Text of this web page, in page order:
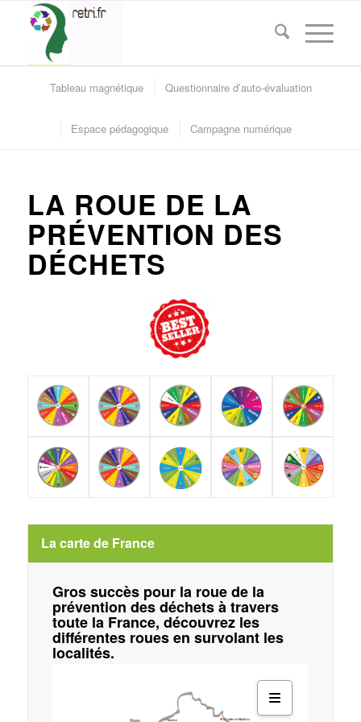
Tableau magnétique Questionnaire d’auto-évaluation
Espace pédagogique Campagne numérique
LA ROUE DE LA
PRÉVENTION DES
DÉCHETS
La carte de France
Gros succès pour la roue de la
prévention des déchets à travers
toute la France, découvrez les
différentes roues en survolant les
localités.